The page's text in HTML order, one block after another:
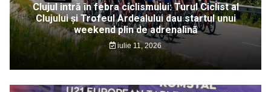
Clujul intră în febra ciclismului: Turul Ciclist al
Clujului și Trofeul Ardealului dau startul unui
weekend plin de adrenalină
iulie 11, 2026